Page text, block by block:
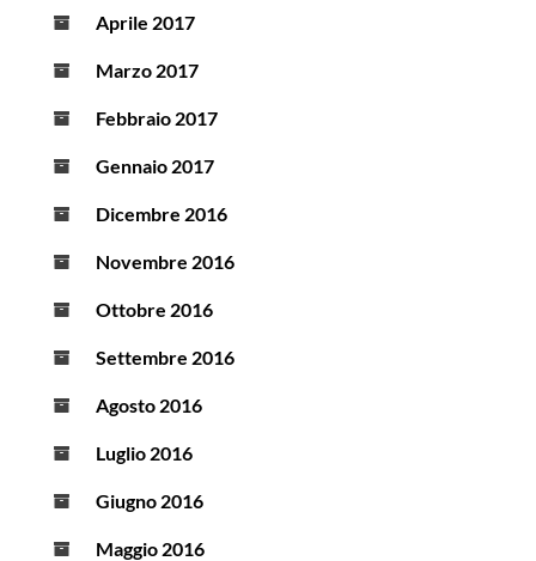
Aprile 2017
Marzo 2017
Febbraio 2017
Gennaio 2017
Dicembre 2016
Novembre 2016
Ottobre 2016
Settembre 2016
Agosto 2016
Luglio 2016
Giugno 2016
Maggio 2016